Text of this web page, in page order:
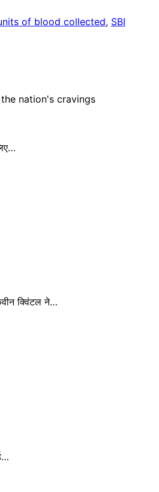
of blood collected, SBI
क्विंटल ने…